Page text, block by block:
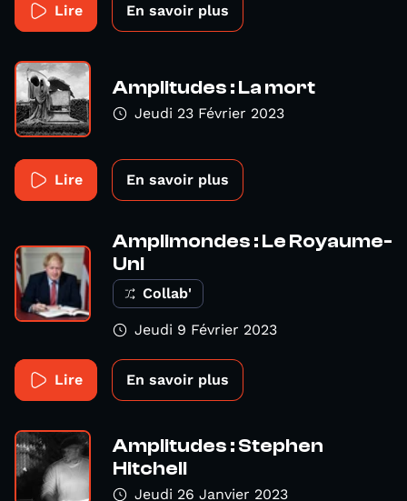
Lire En savoir plus
Amplitudes : La mort
Jeudi 23 Février 2023
Lire En savoir plus
Amplimondes : Le Royaume-
Uni
Collab'
Jeudi 9 Février 2023
Lire En savoir plus
Amplitudes : Stephen
Hitchell
Jeudi 26 Janvier 2023